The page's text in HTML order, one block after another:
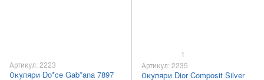
Артикул: 2223
Окуляри Do*ce Gab*ana 7897
1
Артикул: 2235
Окуляри Dior Composit Silver